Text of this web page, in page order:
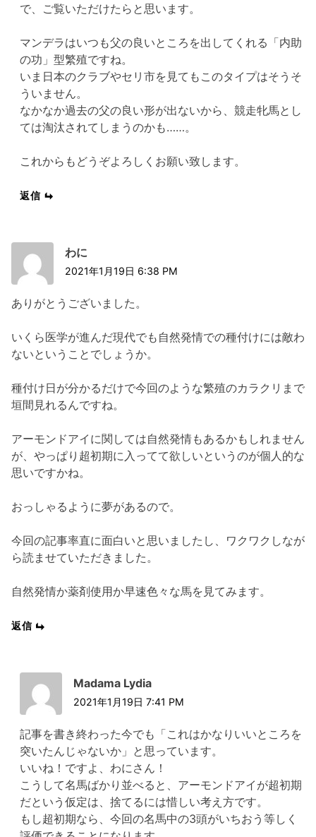
で、ご覧いただけたらと思います。
マンデラはいつも父の良いところを出してくれる「内助
の功」型繁殖ですね。
いま日本のクラブやセリ市を見てもこのタイプはそうそ
ういません。
なかなか過去の父の良い形が出ないから、競走牝馬とし
ては淘汰されてしまうのかも……。
これからもどうぞよろしくお願い致します。
返信
わに
2021年1月19日 6:38 PM
ありがとうございました。
いくら医学が進んだ現代でも自然発情での種付けには敵わ
ないということでしょうか。
種付け日が分かるだけで今回のような繁殖のカラクリまで
垣間見れるんですね。
アーモンドアイに関しては自然発情もあるかもしれません
が、やっぱり超初期に入ってて欲しいというのが個人的な
思いですかね。
おっしゃるように夢があるので。
今回の記事率直に面白いと思いましたし、ワクワクしなが
ら読ませていただきました。
自然発情か薬剤使用か早速色々な馬を見てみます。
返信
Madama Lydia
2021年1月19日 7:41 PM
記事を書き終わった今でも「これはかなりいいところを
突いたんじゃないか」と思っています。
いいね！ですよ、わにさん！
こうして名馬ばかり並べると、アーモンドアイが超初期
だという仮定は、捨てるには惜しい考え方です。
もし超初期なら、今回の名馬中の3頭がいちおう等しく